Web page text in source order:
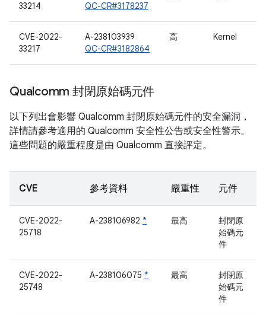
33214
QC-CR#3178237
CVE-2022-
33217
A-238103939
QC-CR#3182864
高 Kernel
Qualcomm 封閉原始碼元件
以下列出會影響 Qualcomm 封閉原始碼元件的安全漏洞，
詳情請參考適用的 Qualcomm 安全性公告或安全性警示。
這些問題的嚴重程度是由 Qualcomm 直接評定。
CVE 參考資料 嚴重性 元件
CVE-2022-
25718
A-238106982 * 最高
封閉原
始碼元
件
CVE-2022-
25748
A-238106075 * 最高
封閉原
始碼元
件